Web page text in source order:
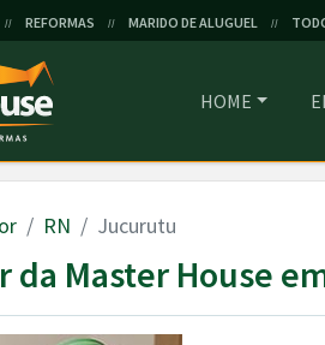
// REFORMAS // MARIDO DE ALUGUEL //
HOME
RN Jucurutu
da Master House